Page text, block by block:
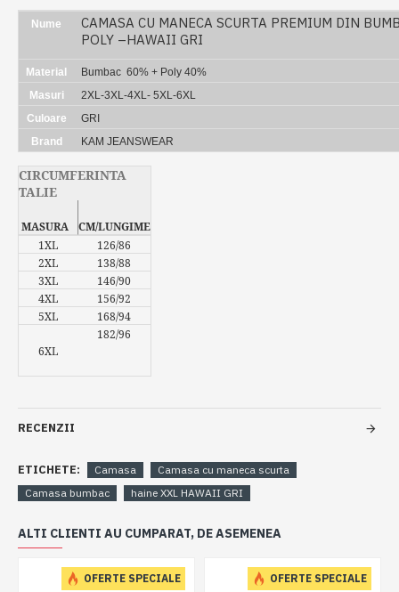
Nume
CAMASA CU MANECA SCURTA PREMIUM DIN
POLY –HAWAII GRI
Material
Bumbac 60% + Poly 40%
Masuri
2XL-3XL-4XL- 5XL-6XL
Culoare
GRI
Brand
KAM JEANSWEAR
CIRCUMFERINTA
TALIE
MASURA
CM/LUNGIME
1XL
126/86
2XL
138/88
3XL
146/90
4XL
156/92
5XL
168/94
6XL
182/96
RECENZII
ETICHETE: Camasa
Camasa cu maneca scurta
Camasa bumbac
haine XXL HAWAII GRI
ALTI CLIENTI AU CUMPARAT, DE ASEMENEA
OFERTE SPECIALE OFERTE SPECIALE